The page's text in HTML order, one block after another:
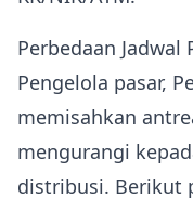
Perbedaan Jadwal
Pengelola pasar,
memisahkan
mengurangi
distribusi. Berikut